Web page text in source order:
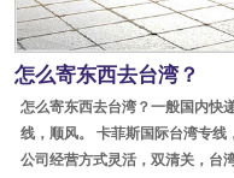
怎么寄东西去台湾？
怎么寄东西去台湾？一般国内快
线，顺风。 卡菲斯国际台湾专线
公司经营方式灵活，双清关，台